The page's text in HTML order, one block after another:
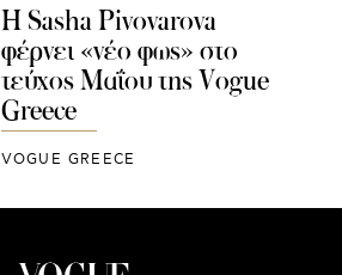
Η Sasha Pivovarova
φέρνει «νέο φως» στο
τεύχος Μαΐου της Vogue
Greece
VOGUE GREECE